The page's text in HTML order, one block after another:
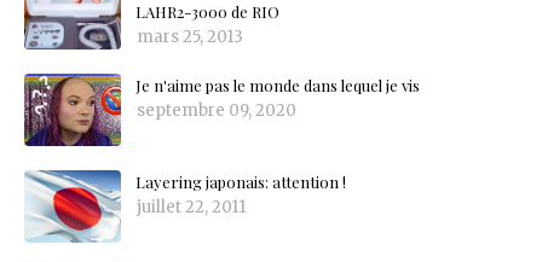
LAHR2-3000 de RIO
mars 25, 2013
Je n'aime pas le monde dans lequel je vis
septembre 09, 2020
Layering japonais: attention !
juillet 22, 2011